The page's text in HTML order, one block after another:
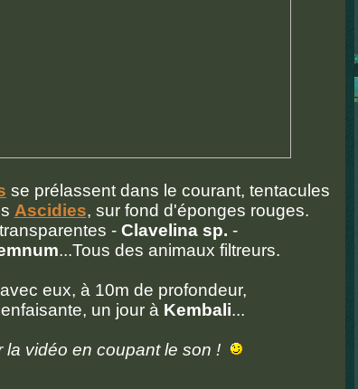
se prélassent dans le courant, tentacules
Ascidies, sur fond d'éponges rouges.
- Clavelina sp. -
...Tous des animaux filtreurs.
eux, à 10m de profondeur,
un jour à Kembali...
la vidéo en coupant le son !